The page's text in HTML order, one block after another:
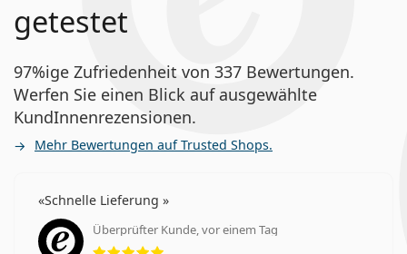
getestet
97%ige Zufriedenheit von 337 Bewertungen.
Werfen Sie einen Blick auf ausgewählte
KundInnenrezensionen.
Mehr Bewertungen auf Trusted Shops.
Schnelle Lieferung
Überprüfter Kunde, vor einem Tag
Bewertung 5 aus 5